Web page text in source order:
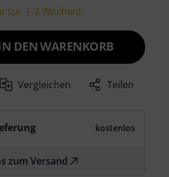
(ca. 1–2 Wochen)
DEN WARENKORB
Vergleichen Teilen
kostenlos
zum Versand